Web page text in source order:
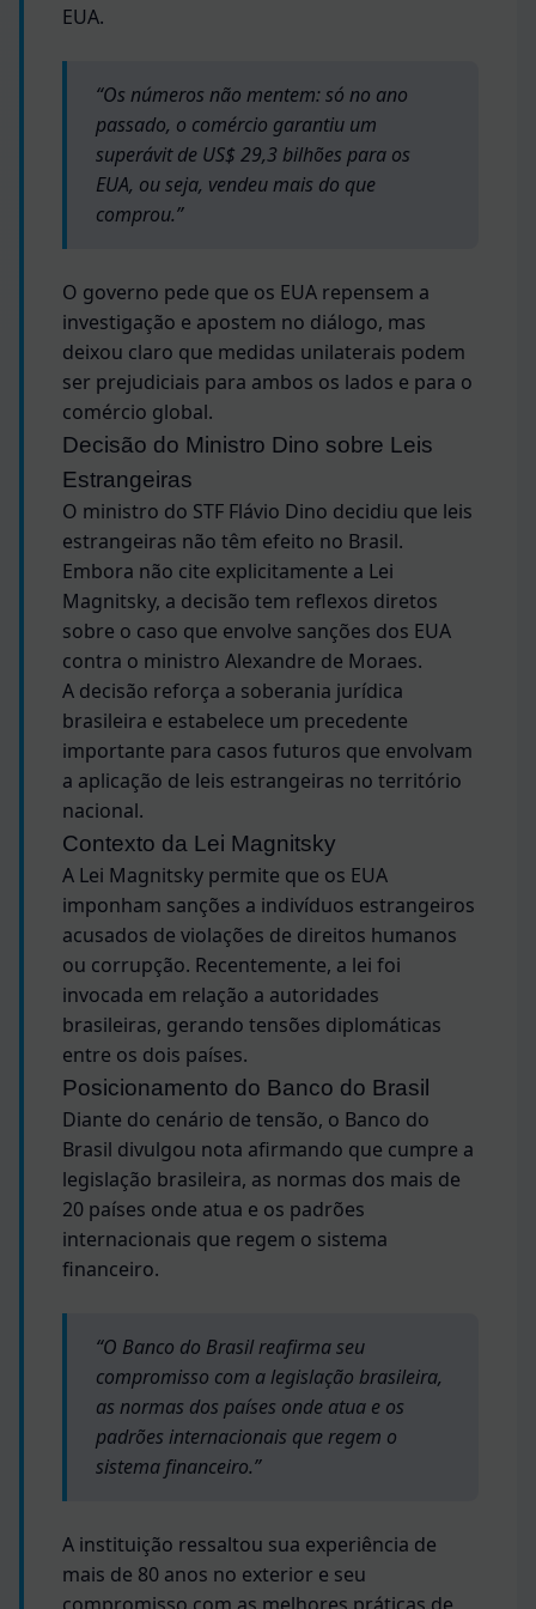
EUA.
“Os números não mentem: só no ano
passado, o comércio garantiu um
superávit de US$ 29,3 bilhões para os
EUA, ou seja, vendeu mais do que
comprou.”
O governo pede que os EUA repensem a
investigação e apostem no diálogo, mas
deixou claro que medidas unilaterais podem
ser prejudiciais para ambos os lados e para o
comércio global.
Decisão do Ministro Dino sobre Leis
Estrangeiras
O ministro do STF Flávio Dino decidiu que leis
estrangeiras não têm efeito no Brasil.
Embora não cite explicitamente a Lei
Magnitsky, a decisão tem reflexos diretos
sobre o caso que envolve sanções dos EUA
contra o ministro Alexandre de Moraes.
A decisão reforça a soberania jurídica
brasileira e estabelece um precedente
importante para casos futuros que envolvam
a aplicação de leis estrangeiras no território
nacional.
Contexto da Lei Magnitsky
A Lei Magnitsky permite que os EUA
imponham sanções a indivíduos estrangeiros
acusados de violações de direitos humanos
ou corrupção. Recentemente, a lei foi
invocada em relação a autoridades
brasileiras, gerando tensões diplomáticas
entre os dois países.
Posicionamento do Banco do Brasil
Diante do cenário de tensão, o Banco do
Brasil divulgou nota afirmando que cumpre a
legislação brasileira, as normas dos mais de
20 países onde atua e os padrões
internacionais que regem o sistema
financeiro.
“O Banco do Brasil reafirma seu
compromisso com a legislação brasileira,
as normas dos países onde atua e os
padrões internacionais que regem o
sistema financeiro.”
A instituição ressaltou sua experiência de
mais de 80 anos no exterior e seu